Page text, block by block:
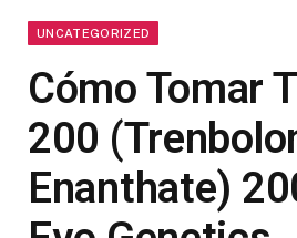
UNCATEGORIZED
Cómo Tomar
200
Enanthate)